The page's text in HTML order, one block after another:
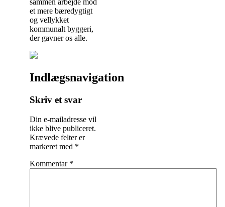
sammen arbejde mod
et mere bæredygtigt
og vellykket
kommunalt byggeri,
der gavner os alle.
Indlægsnavigation
Skriv et svar
Din e-mailadresse vil
ikke blive publiceret.
Krævede felter er
markeret med *
Kommentar *